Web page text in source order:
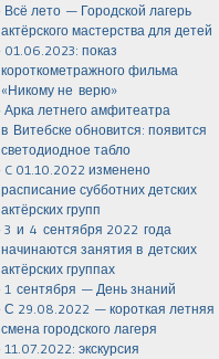
Всё лето — Городской лагерь
актёрского мастерства для детей
01.06.2023: показ
короткометражного фильма
«Никому не верю»
Арка летнего амфитеатра
в Витебске обновится: появится
светодиодное табло
C 01.10.2022 изменено
расписание субботних детских
актёрских групп
3 и 4 сентября 2022 года
начинаются занятия в детских
актёрских группах
1 сентября — День знаний
С 29.08.2022 — короткая летняя
смена городского лагеря
11.07.2022: экскурсия